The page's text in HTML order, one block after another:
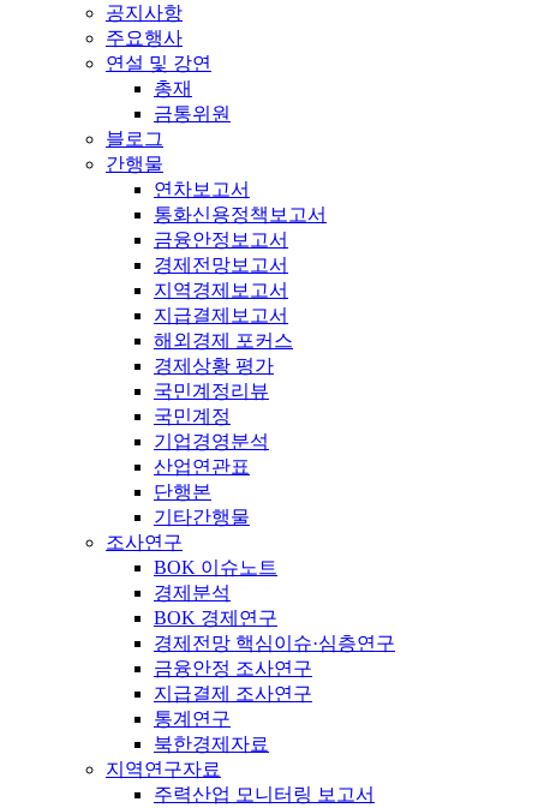
공지사항
주요행사
연설 및 강연
총재
금통위원
블로그
간행물
연차보고서
통화신용정책보고서
금융안정보고서
경제전망보고서
지역경제보고서
지급결제보고서
해외경제 포커스
경제상황 평가
국민계정리뷰
국민계정
기업경영분석
산업연관표
단행본
기타간행물
조사연구
BOK 이슈노트
경제분석
BOK 경제연구
경제전망 핵심이슈·심층연구
금융안정 조사연구
지급결제 조사연구
통계연구
북한경제자료
지역연구자료
주력산업 모니터링 보고서